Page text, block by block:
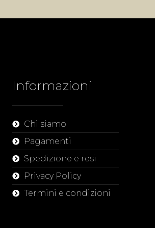
Informazioni
Chi siamo
Pagamenti
Spedizione e resi
Privacy Policy
Termini e condizioni